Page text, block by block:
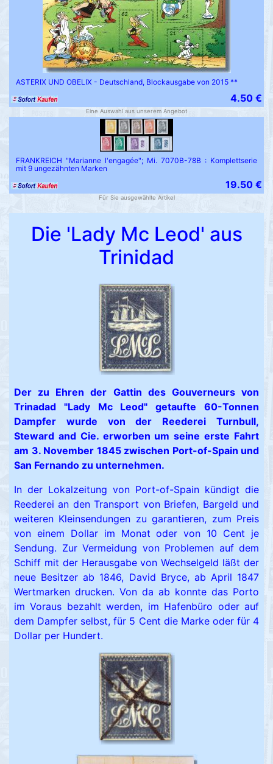
ASTERIX UND OBELIX - Deutschland, Blockausgabe von 2015 **
4.50 €
Eine Auswahl aus unserem Angebot
FRANKREICH "Marianne l'engagée"; Mi. 7070B-78B : Komplettserie
mit 9 ungezähnten Marken
19.50 €
Für Sie ausgewählte Artikel
Die 'Lady Mc Leod' aus
Trinidad
Der zu Ehren der Gattin des Gouverneurs von
Trinadad "Lady Mc Leod" getaufte 60-Tonnen
Dampfer wurde von der Reederei Turnbull,
Steward and Cie. erworben um seine erste Fahrt
am 3. November 1845 zwischen Port-of-Spain und
San Fernando zu unternehmen.
In der Lokalzeitung von Port-of-Spain kündigt die
Reederei an den Transport von Briefen, Bargeld und
weiteren Kleinsendungen zu garantieren, zum Preis
von einem Dollar im Monat oder von 10 Cent je
Sendung. Zur Vermeidung von Problemen auf dem
Schiff mit der Herausgabe von Wechselgeld läßt der
neue Besitzer ab 1846, David Bryce, ab April 1847
Wertmarken drucken. Von da ab konnte das Porto
im Voraus bezahlt werden, im Hafenbüro oder auf
dem Dampfer selbst, für 5 Cent die Marke oder für 4
Dollar per Hundert.